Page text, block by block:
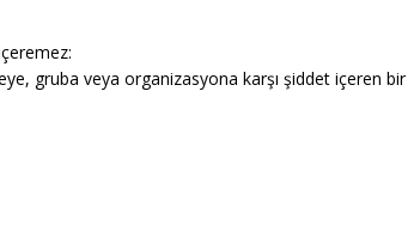
gruba veya organizasyona karşı şiddet içeren bir